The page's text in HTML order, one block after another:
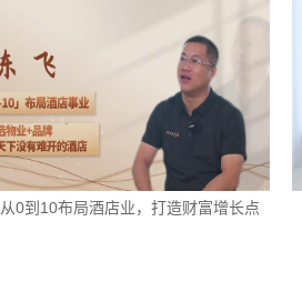
0到10布局酒店业，打造财富增长点